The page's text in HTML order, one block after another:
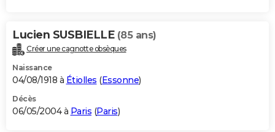
Lucien SUSBIELLE (85 ans)
Créer une cagnotte obsèques
Naissance
04/08/1918 à Étiolles (Essonne)
Décès
06/05/2004 à Paris (Paris)